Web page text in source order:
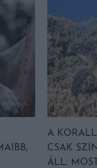
A
CSAK
ÁLL: